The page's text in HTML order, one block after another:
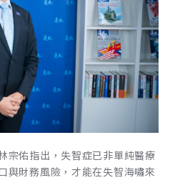
宗佑指出，失智症已非單純醫療
與財務風險，才能在失智海嘯來